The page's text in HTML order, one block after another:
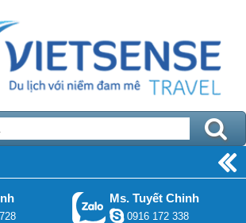
Ms. Tuyết Chinh
0916 172 338